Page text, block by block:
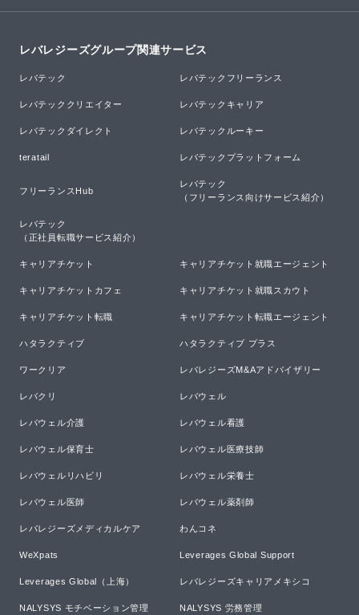
レバレジーズグループ関連サービス
レバテック レバテックフリーランス
レバテッククリエイター レバテックキャリア
レバテックダイレクト レバテックルーキー
teratail レバテックプラットフォーム
フリーランスHub
レバテック
（フリーランス向けサービス紹介）
レバテック
（正社員転職サービス紹介）
キャリアチケット キャリアチケット就職エージェント
キャリアチケットカフェ キャリアチケット就職スカウト
キャリアチケット転職 キャリアチケット転職エージェント
ハタラクティブ ハタラクティブ プラス
ワークリア レバレジーズM&Aアドバイザリー
レバクリ レバウェル
レバウェル介護 レバウェル看護
レバウェル保育士 レバウェル医療技師
レバウェルリハビリ レバウェル栄養士
レバウェル医師 レバウェル薬剤師
レバレジーズメディカルケア わんコネ
WeXpats Leverages Global Support
Leverages Global（上海） レバレジーズキャリアメキシコ
NALYSYS モチベーション管理 NALYSYS 労務管理